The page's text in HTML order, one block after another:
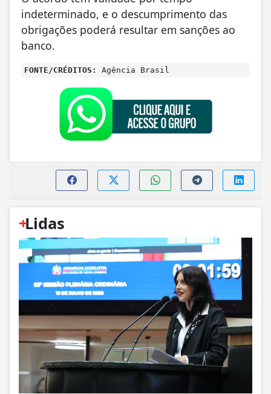
indeterminado, e o descumprimento das
obrigações poderá resultar em sanções ao
banco.
FONTE/CRÉDITOS: Agência Brasil
+
Lidas